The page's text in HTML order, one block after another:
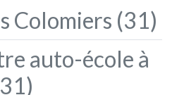
Colomiers (31)
auto-école à